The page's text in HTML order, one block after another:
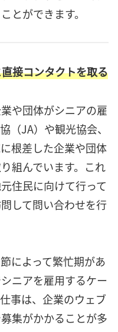
とができます。
接コンタクトを取る
や団体がシニアの雇
（JA）や観光協会、
根差した企業や団体
組んでいます。これ
住民に向けて行って
して問い合わせを行
によって繁忙期があ
ニアを雇用するケー
事は、企業のウェブ
集がかかることが多